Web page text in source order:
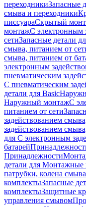
переходникиЗапасные
смыва и переходники
писсуараСкрытый
монтажС электронным
сетиЗапасные детали
смыва, питанием от
смыва, питанием от
электронным
пневматическим
С пневматическим
детали для Basic
Наружный монтажС
питанием от сети
задействованием
задействованием
для С электронным
батарей
Принадлежности
детали для Монтажные
патрубки, колена
комплектыЗапасные
комплектыЗащитные
управления смывом